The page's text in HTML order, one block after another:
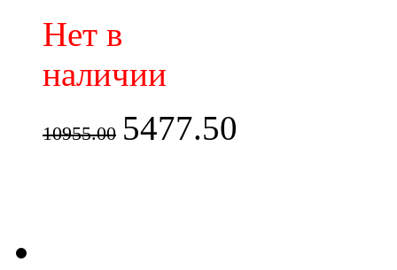
Нет в
наличии
10955.00 5477.50